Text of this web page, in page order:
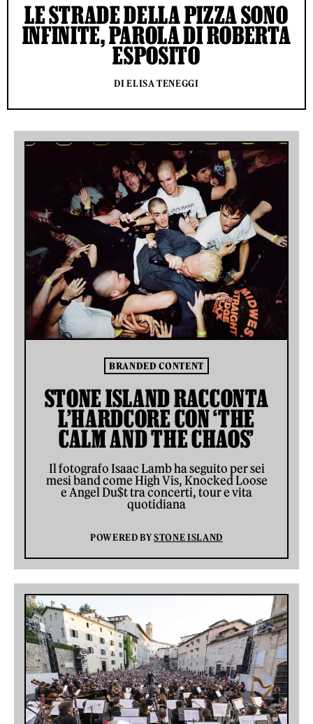
LE STRADE DELLA PIZZA SONO
INFINITE, PAROLA DI ROBERTA
ESPOSITO
DI ELISA TENEGGI
BRANDED CONTENT
STONE ISLAND RACCONTA
L’HARDCORE CON ‘THE
CALM AND THE CHAOS’
Il fotografo Isaac Lamb ha seguito per sei
mesi band come High Vis, Knocked Loose
e Angel Du$t tra concerti, tour e vita
quotidiana
POWERED BYSTONE ISLAND